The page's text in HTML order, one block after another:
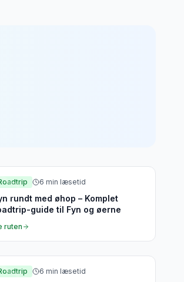
6 min læsetid
rundt med øhop – Komplet
guide til Fyn og øerne
ruten
Hele Danmark
6 min læsetid